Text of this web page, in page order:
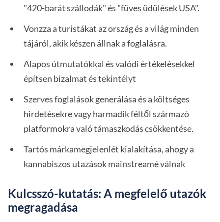
"420-barát szállodák" és "füves üdülések USA".
Vonzza a turistákat az ország és a világ minden
tájáról, akik készen állnak a foglalásra.
Alapos útmutatókkal és valódi értékelésekkel
építsen bizalmat és tekintélyt
Szerves foglalások generálása és a költséges
hirdetésekre vagy harmadik féltől származó
platformokra való támaszkodás csökkentése.
Tartós márkamegjelenlét kialakítása, ahogy a
kannabiszos utazások mainstreamé válnak
Kulcsszó-kutatás: A megfelelő utazók
megragadása